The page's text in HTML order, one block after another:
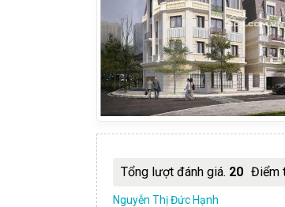
Tổng lượt đánh giá. 20 Điểm
Nguyễn Thị Đức Hạnh